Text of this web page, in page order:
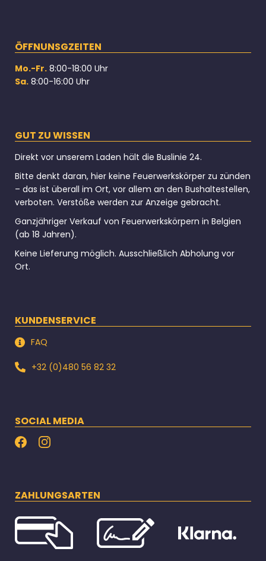
ÖFFNUNSGZEITEN
Mo.-Fr. 8:00-18:00 Uhr
Sa. 8:00-16:00 Uhr
GUT ZU WISSEN
Direkt vor unserem Laden hält die Buslinie 24.
Bitte denkt daran, hier keine Feuerwerkskörper zu zünden
– das ist überall im Ort, vor allem an den Bushaltestellen,
verboten. Verstöße werden zur Anzeige gebracht.
Ganzjähriger Verkauf von Feuerwerkskörpern in Belgien
(ab 18 Jahren).
Keine Lieferung möglich. Ausschließlich Abholung vor
Ort.
KUNDENSERVICE
FAQ
+32 (0)480 56 82 32
SOCIAL MEDIA
ZAHLUNGSARTEN